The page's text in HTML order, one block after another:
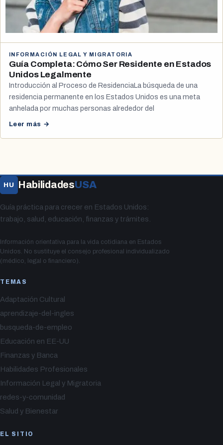
INFORMACIÓN LEGAL Y MIGRATORIA
Guía Completa: Cómo Ser Residente en Estados
Unidos Legalmente
Introducción al Proceso de ResidenciaLa búsqueda de una
residencia permanente en los Estados Unidos es una meta
anhelada por muchas personas alrededor del
Leer más →
HU HabilidadesUSA
Guía práctica para crecer en Estados Unidos:
trabajo, salud, educación, finanzas y trámites.
Información orientativa para la vida cotidiana en Estados
Unidos. No sustituye el consejo profesional individualizado
(médico, legal o financiero).
TEMAS
Adaptación Cultural
aprendizaje-del-ingles
busqueda-de-empleo
Educación en EE-UU
Finanzas y Banca
Habilidades Profesionales
Información Legal y Migratoria
redes-y-comunidad
Salud y Bienestar
EL SITIO